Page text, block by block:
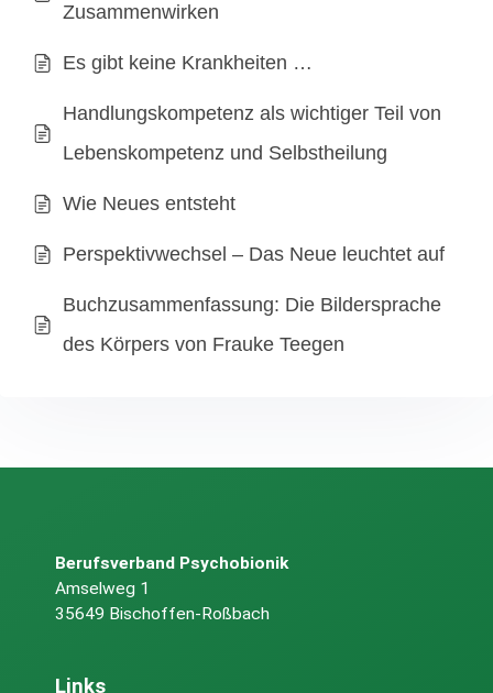
Zusammenwirken
Es gibt keine Krankheiten …
Handlungskompetenz als wichtiger Teil von
Lebenskompetenz und Selbstheilung
Wie Neues entsteht
Perspektivwechsel – Das Neue leuchtet auf
Buchzusammenfassung: Die Bildersprache
des Körpers von Frauke Teegen
Berufsverband Psychobionik
Amselweg 1
35649 Bischoffen-Roßbach
Links